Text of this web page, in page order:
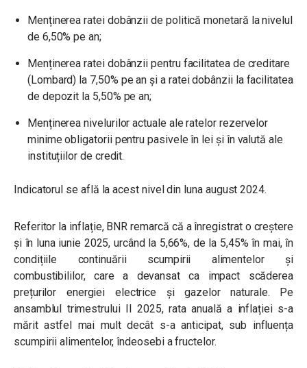
Menținerea ratei dobânzii de politică monetară la nivelul
de 6,50% pe an;
Menținerea ratei dobânzii pentru facilitatea de creditare
(Lombard) la 7,50% pe an și a ratei dobânzii la facilitatea
de depozit la 5,50% pe an;
Menținerea nivelurilor actuale ale ratelor rezervelor
minime obligatorii pentru pasivele în lei și în valută ale
instituțiilor de credit.
Indicatorul se află la acest nivel din luna august 2024.
Referitor la inflație, BNR remarcă că a înregistrat o creștere
și în luna iunie 2025, urcând la 5,66%, de la 5,45% în mai, în
condițiile continuării scumpirii alimentelor și
combustibililor, care a devansat ca impact scăderea
prețurilor energiei electrice și gazelor naturale. Pe
ansamblul trimestrului II 2025, rata anuală a inflației s-a
mărit astfel mai mult decât s-a anticipat, sub influența
scumpirii alimentelor, îndeosebi a fructelor.